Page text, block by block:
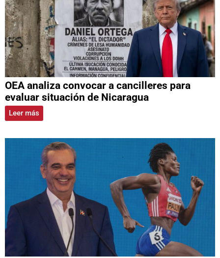
OEA analiza convocar a cancilleres para
evaluar situación de Nicaragua
Leer más